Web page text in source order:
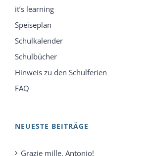
it’s learning
Speiseplan
Schulkalender
Schulbücher
Hinweis zu den Schulferien
FAQ
NEUESTE BEITRÄGE
Grazie mille, Antonio!